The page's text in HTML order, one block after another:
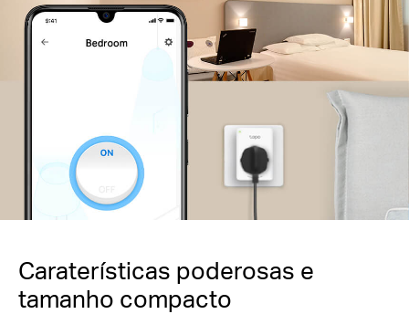
Caraterísticas poderosas e
tamanho compacto